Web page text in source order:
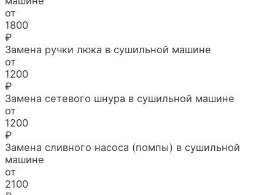
от
1800
₽
Замена ручки люка в сушильной машине
от
1200
₽
Замена сетевого шнура в сушильной машине
от
1200
₽
Замена сливного насоса (помпы) в сушильной
машине
от
2100